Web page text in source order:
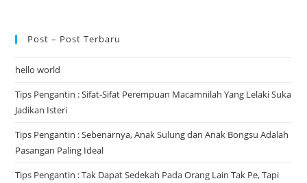
Post – Post Terbaru
hello world
Tips Pengantin : Sifat-Sifat Perempuan Macamnilah Yang Lelaki Suka
Jadikan Isteri
Tips Pengantin : Sebenarnya, Anak Sulung dan Anak Bongsu Adalah
Pasangan Paling Ideal
Tips Pengantin : Tak Dapat Sedekah Pada Orang Lain Tak Pe, Tapi